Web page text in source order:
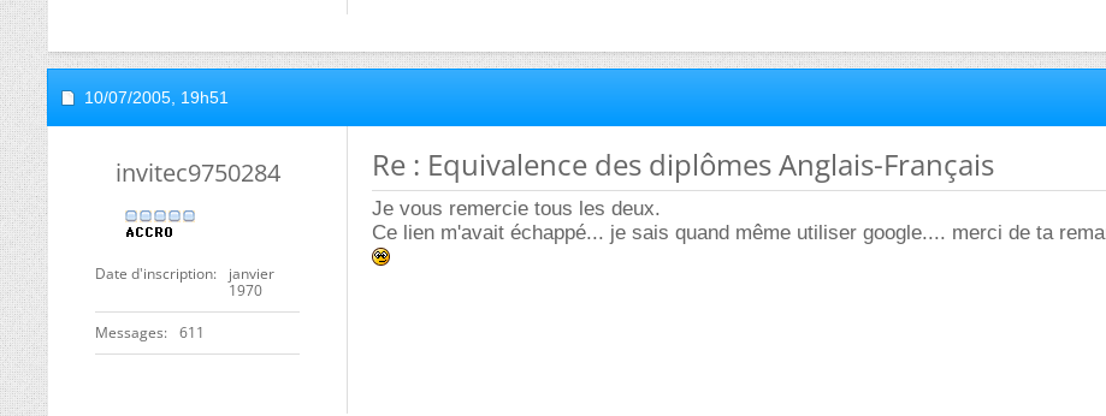
10/07/2005, 19h51
invitec9750284
Date d'inscription
janvier
1970
Messages 611
Re : Equivalence des diplômes Anglais-Français
Je vous remercie tous les deux.
Ce lien m'avait échappé... je sais quand même utiliser google.... merci de ta